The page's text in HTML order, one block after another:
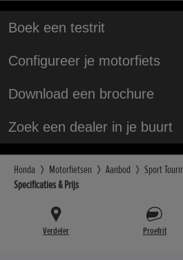
Boek een testrit
Configureer je motorfiets
Download een brochure
Zoek een dealer in je buurt
Honda Motorfietsen Aanbod Sport
Specificaties & Prijs
Verdeler Proefrit